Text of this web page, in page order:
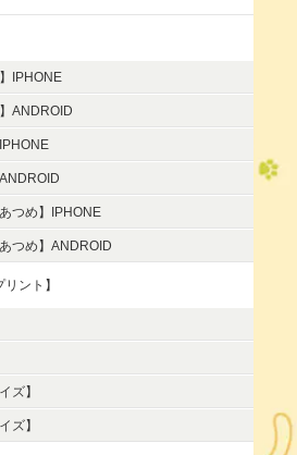
IPHONE
ANDROID
つめ】IPHONE
つめ】ANDROID
ント】
ズ】
ズ】